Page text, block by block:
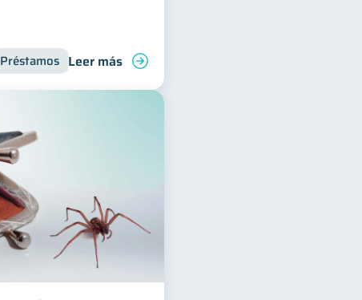
Vacaciones
Préstamos Productos financieros
Leer más